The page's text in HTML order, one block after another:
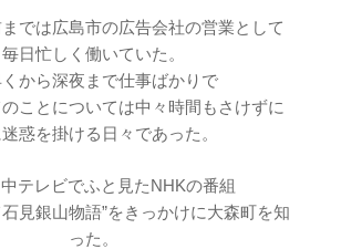
では広島市の広告会社の営業として
毎日忙しく働いていた。
から深夜まで仕事ばかりで
ことについては中々時間もさけずに
惑を掛ける日々であった。
テレビでふと見たNHKの番組
見銀山物語”をきっかけに大森町を知
った。